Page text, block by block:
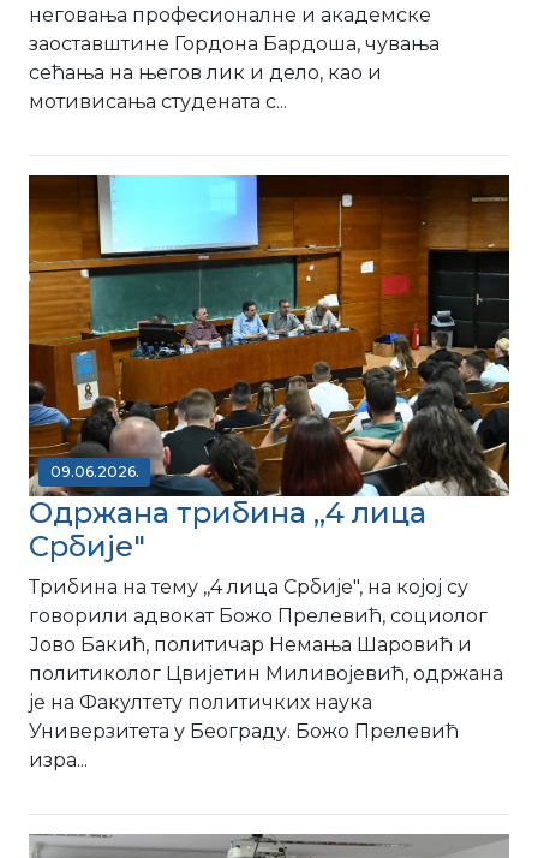
неговања професионалне и академске
заоставштине Гордона Бардоша, чувања
сећања на његов лик и дело, као и
мотивисања студената с...
09.06.2026.
Одржана трибина ,,4 лица
Србије"
Трибина на тему ,,4 лица Србије", на којој су
говорили адвокат Божо Прелевић, социолог
Јово Бакић, политичар Немања Шаровић и
политиколог Цвијетин Миливојевић, одржана
је на Факултету политичких наука
Универзитета у Београду. Божо Прелевић
изра...